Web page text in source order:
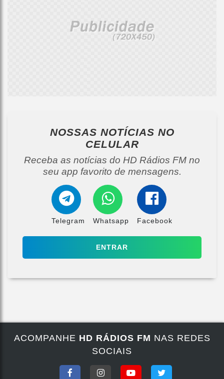
NOSSAS NOTÍCIAS NO
CELULAR
Receba as notícias do HD Rádios FM no
seu app favorito de mensagens.
Telegram Whatsapp Facebook
ENTRAR
ACOMPANHE HD RÁDIOS FM NAS REDES
SOCIAIS